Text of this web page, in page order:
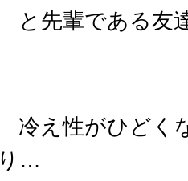
と先輩である友
冷え性がひどく
り…